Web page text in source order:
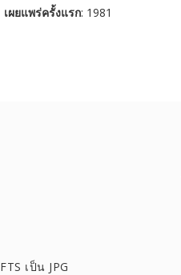
เผยแพร่ครั้งแรก: 1981
FTS เป็น JPG